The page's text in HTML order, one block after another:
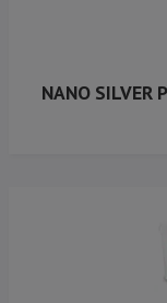
NANO SILVER